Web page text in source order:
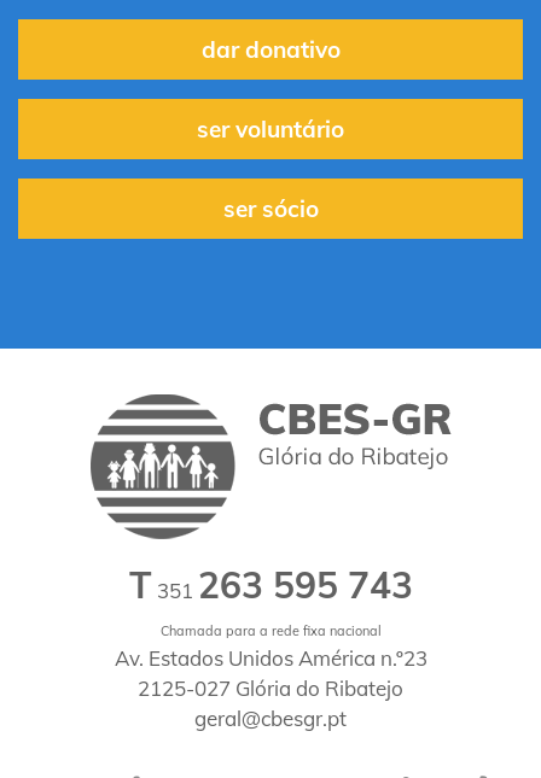
dar donativo
ser voluntário
ser sócio
T 351 263 595 743
Chamada para a rede fixa nacional
Av. Estados Unidos América n.º23
2125-027 Glória do Ribatejo
geral@cbesgr.pt